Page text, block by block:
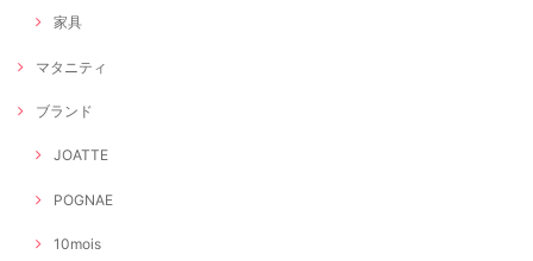
家具
マタニティ
ブランド
JOATTE
POGNAE
10mois